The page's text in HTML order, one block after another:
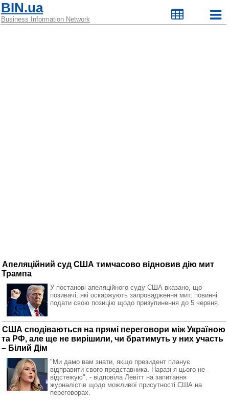
BIN.ua
Business Information Network
Апеляційний суд США тимчасово відновив дію мит
Трампа
У постанові апеляційного суду США вказано, що
позивачі, які оскаржують запровадження мит, повинні
подати свою позицію щодо призупинення до 5 червня.
США сподіваються на прямі переговори між Україною
та РФ, але ще не вирішили, чи братимуть у них участь
– Білий Дім
"Ми дамо вам знати, якщо президент планує
відправити свого представника. Наразі я цього не
відстежую", - відповіла Левітт на запитання
журналістів щодо можливої присутності США на
переговорах.